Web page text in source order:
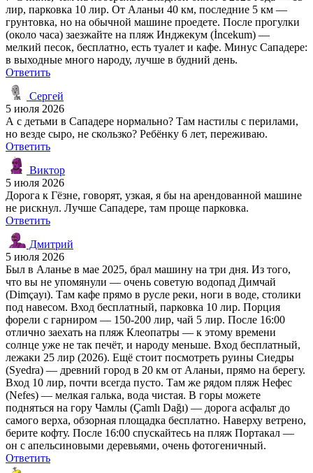
лир, парковка 10 лир. От Аланьи 40 км, последние 5 км —
грунтовка, но на обычной машине проедете. После прогулки
(около часа) заезжайте на пляж Инджекум (İncekum) —
мелкий песок, бесплатно, есть туалет и кафе. Минус Сападере:
в выходные много народу, лучше в будний день.
Ответить
Сергей
5 июля 2026
А с детьми в Сападере нормально? Там настилы с перилами,
но везде сыро, не скользко? Ребёнку 6 лет, переживаю.
Ответить
Виктор
5 июля 2026
Дорога к Гёзне, говорят, узкая, я бы на арендованной машине
не рискнул. Лучше Сападере, там проще парковка.
Ответить
Дмитрий
5 июля 2026
Был в Аланье в мае 2025, брал машину на три дня. Из того,
что вы не упомянули — очень советую водопад Димчай
(Dimçayı). Там кафе прямо в русле реки, ноги в воде, столики
под навесом. Вход бесплатный, парковка 10 лир. Порция
форели с гарниром — 150-200 лир, чай 5 лир. После 16:00
отлично заехать на пляж Клеопатры — к этому времени
солнце уже не так печёт, и народу меньше. Вход бесплатный,
лежаки 25 лир (2026). Ещё стоит посмотреть руины Сиедры
(Syedra) — древний город в 20 км от Аланьи, прямо на берегу.
Вход 10 лир, почти всегда пусто. Там же рядом пляж Нефес
(Nefes) — мелкая галька, вода чистая. В горы можете
подняться на гору Чамлы (Çamlı Dağı) — дорога асфальт до
самого верха, обзорная площадка бесплатно. Наверху ветрено,
берите кофту. После 16:00 спускайтесь на пляж Портакал —
он с апельсиновыми деревьями, очень фотогеничный.
Ответить